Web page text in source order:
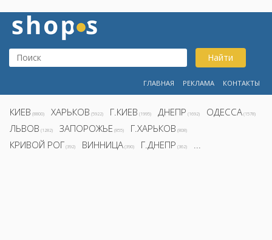
Найти
ГЛАВНАЯ РЕКЛАМА КОНТАКТЫ
КИЕВ (8800) ХАРЬКОВ (5922) Г.КИЕВ (1995) ДНЕПР (1692) ОДЕССА (1578)
ЛЬВОВ (1282) ЗАПОРОЖЬЕ (855) Г.ХАРЬКОВ (808)
КРИВОЙ РОГ (392) ВИННИЦА (390) Г.ДНЕПР (362) ...